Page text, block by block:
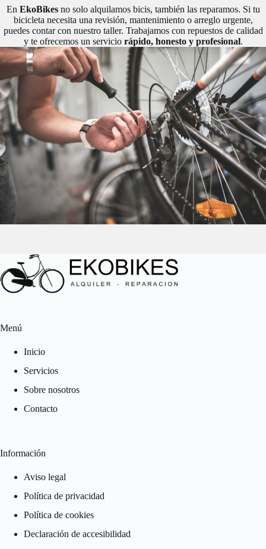
En EkoBikesno solo alquilamos bicis, también las reparamos. Si tu
bicicleta necesita una revisión, mantenimiento o arreglo urgente,
puedes contar con nuestro taller. Trabajamos con repuestos de calidad
y te ofrecemos un servicio rápido, honesto y profesional.
Menú
Inicio
Servicios
Sobre nosotros
Contacto
Información
Aviso legal
Política de privacidad
Política de cookies
Declaración de accesibilidad